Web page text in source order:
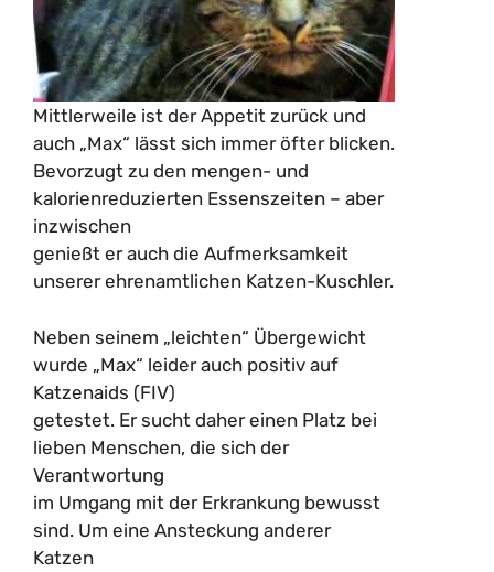
Mittlerweile ist der Appetit zurück und
auch „Max“ lässt sich immer öfter blicken.
Bevorzugt zu den mengen- und
kalorienreduzierten Essenszeiten – aber
inzwischen
genießt er auch die Aufmerksamkeit
unserer ehrenamtlichen Katzen-Kuschler.
Neben seinem „leichten“ Übergewicht
wurde „Max“ leider auch positiv auf
Katzenaids (FIV)
getestet. Er sucht daher einen Platz bei
lieben Menschen, die sich der
Verantwortung
im Umgang mit der Erkrankung bewusst
sind. Um eine Ansteckung anderer
Katzen